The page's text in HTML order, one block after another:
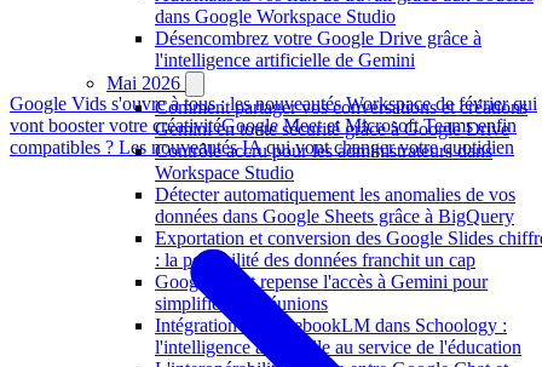
dans Google Workspace Studio
Désencombrez votre Google Drive grâce à
l'intelligence artificielle de Gemini
Mai 2026
Comment partager vos conversations et créations
Gemini en toute sécurité grâce à Google Drive
Contrôle accru pour les administrateurs dans
Workspace Studio
Détecter automatiquement les anomalies de vos
données dans Google Sheets grâce à BigQuery
Exportation et conversion des Google Slides
: la portabilité des données franchit un cap
Google Meet repense l'accès à Gemini pour
simplifier vos réunions
Intégration de NotebookLM dans Schoology :
l'intelligence artificielle au service de l'éducation
Google Vids s'ouvre à tous : les nouveautés Workspace de février qui
vont booster votre créativitéGoogle Meet et Microsoft Teams enfin
compatibles ? Les nouveautés IA qui vont changer votre quotidien